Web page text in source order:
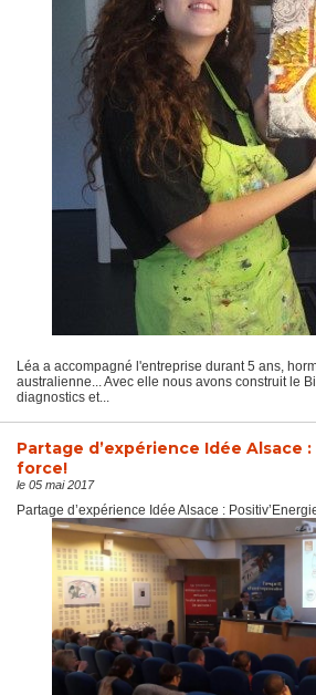
Léa a accompagné l'entreprise durant 5 ans,
australienne... Avec elle nous avons construit le
diagnostics et...
Partage d’expérience Idée Alsace :
force!
le 05 mai 2017
Partage d’expérience Idée Alsace :